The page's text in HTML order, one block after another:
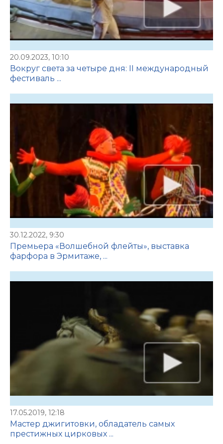
20.09.2023, 10:10
Вокруг света за четыре дня: II международный
фестиваль ...
30.12.2022, 9:30
Премьера «Волшебной флейты», выставка
фарфора в Эрмитаже, ...
17.05.2019, 12:18
Мастер джигитовки, обладатель самых
престижных цирковых ...